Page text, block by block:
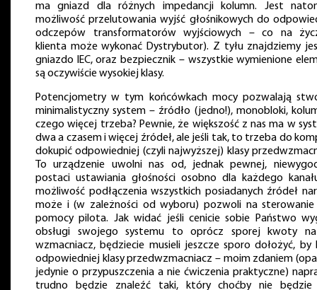
ma gniazd dla różnych impedancji kolumn. Jest
możliwość przelutowania wyjść głośnikowych do
odczepów transformatorów wyjściowych – co na
klienta może wykonać Dystrybutor). Z tyłu znajdziemy
gniazdo IEC, oraz bezpiecznik – wszystkie wymienione
są oczywiście wysokiej klasy.
Potencjometry w tym końcówkach mocy pozwalają
minimalistyczny system – źródło (jedno!), monobloki,
czego więcej trzeba? Pewnie, że większość z nas ma w
dwa a czasem i więcej źródeł, ale jeśli tak, to trzeba do
dokupić odpowiedniej (czyli najwyższej) klasy
To urządzenie uwolni nas od, jednak pewnej,
postaci ustawiania głośności osobno dla każdego
możliwość podłączenia wszystkich posiadanych źródeł
może i (w zależności od wyboru) pozwoli na
pomocy pilota. Jak widać jeśli cenicie sobie Państwo
obsługi swojego systemu to oprócz sporej kwoty
wzmacniacz, będziecie musieli jeszcze sporo dołożyć, by
odpowiedniej klasy przedwzmacniacz – moim zdaniem
jedynie o przypuszczenia a nie ćwiczenia praktyczne)
trudno będzie znaleźć taki, który choćby nie będzie